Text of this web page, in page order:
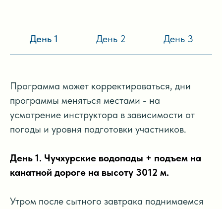
День 1 День 2 День 3
Программа может корректироваться, дни
программы меняться местами - на
усмотрение инструктора в зависимости от
погоды и уровня подготовки участников.
День 1. Чучхурские водопады + подъем на
канатной дороге на высоту 3012 м.
Утром после сытного завтрака поднимаемся